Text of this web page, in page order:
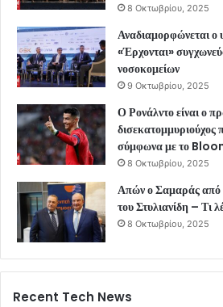
8 Οκτωβρίου, 2025
Αναδιαμορφώνεται ο
«Έρχονται»
νοσοκομείων
9 Οκτωβρίου, 2025
Ο Ρονάλντο είναι ο
δισεκατομμυριούχος
σύμφωνα με το
8 Οκτωβρίου, 2025
Απών ο Σαμαράς από
του Στυλιανίδη – Τι
8 Οκτωβρίου, 2025
Recent Tech News